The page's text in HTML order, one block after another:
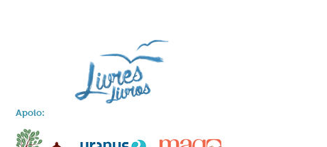
Apoio: